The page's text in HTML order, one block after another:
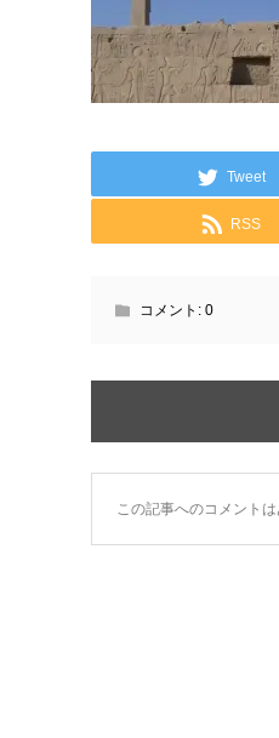
Tweet
RSS
コメント: 0
この記事へのコメントは